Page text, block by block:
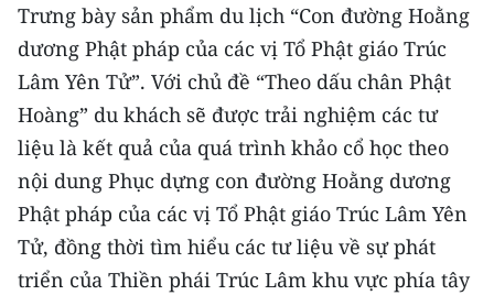
Media Thế giới
Media Thể thao
Media Giáo dục
Media Y tế
Media Khoa học - Công nghệ
Media Môi trường
Trưng bày sản phẩm du lịch “Con đường Hoằng
dương Phật pháp của các vị Tổ Phật giáo Trúc
Lâm Yên Tử”. Với chủ đề “Theo dấu chân Phật
Hoàng” du khách sẽ được trải nghiệm các tư
liệu là kết quả của quá trình khảo cổ học theo
nội dung Phục dựng con đường Hoằng dương
Phật pháp của các vị Tổ Phật giáo Trúc Lâm Yên
Tử, đồng thời tìm hiểu các tư liệu về sự phát
triển của Thiền phái Trúc Lâm khu vực phía tây